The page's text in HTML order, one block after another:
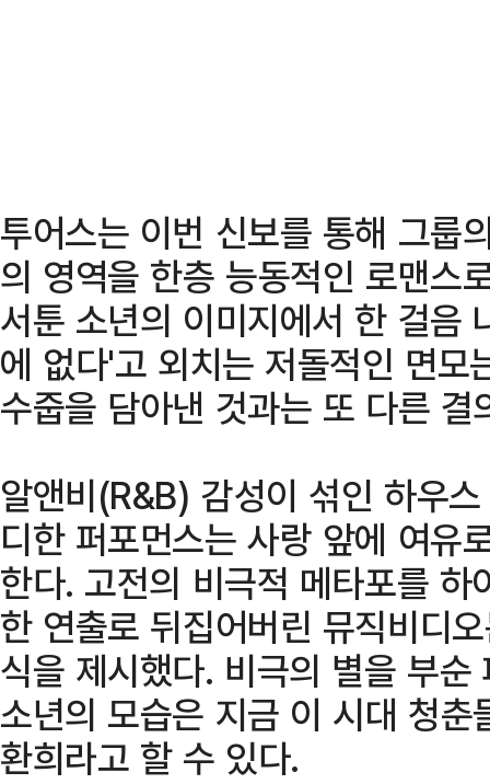
투어스는 이번 신보를 통해 그룹
의 영역을 한층 능동적인 로맨스
서툰 소년의 이미지에서 한 걸음
에 없다'고 외치는 저돌적인 면모
수줍을 담아낸 것과는 또 다른
알앤비(R&B) 감성이 섞인 하우
디한 퍼포먼스는 사랑 앞에 여유
한다. 고전의 비극적 메타포를
한 연출로 뒤집어버린 뮤직비디
식을 제시했다. 비극의 별을 부
소년의 모습은 지금 이 시대 청
환희라고 할 수 있다.